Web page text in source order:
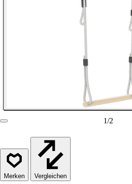
1/2
Vergleichen